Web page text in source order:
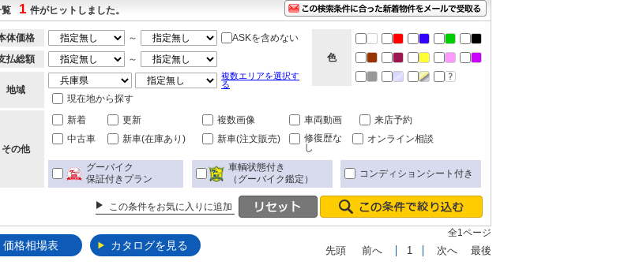
1 件がヒットしました。
体価格 ～
ASKを含めない
払総額
～
地域
複数エリアを選択す
る
現在地から探す
色
その他
新着 更新 複数画像 車両動画
来店予約
中古車
新車(在庫あり) 新車(注文販売)
修復歴な
し
オンライン相談
グーバイク
保証付きプラン
車輌状態付き
（グーバイク鑑定）
コンディションシート付き
この条件をお気に入りに追加
価格相場表 カタログを見る
全1ページ
先頭 前へ 1 次へ 最後